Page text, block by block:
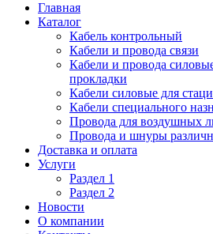
Главная
Каталог
Кабель контрольный
Кабели и провода связи
Кабели и провода
прокладки
Кабели силовые для
Кабели специального
Провода для воздушных
Провода и шнуры
Доставка и оплата
Услуги
Раздел 1
Раздел 2
Новости
О компании